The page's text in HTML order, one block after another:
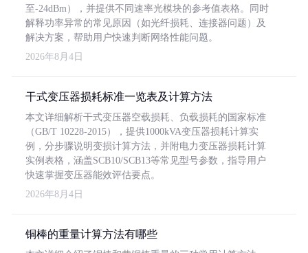
至-24dBm），并提供不同速率光模块的参考值表格。同时
解释功率异常的常见原因（如光纤损耗、连接器问题）及
解决方案，帮助用户快速判断网络性能问题。
2026年8月4日
干式变压器损耗标准一览表及计算方法
本文详细解析干式变压器空载损耗、负载损耗的国家标准
（GB/T 10228-2015），提供1000kVA变压器损耗计算实
例，分步骤说明变损计算方法，并附电力变压器损耗计算
实例表格，涵盖SCB10/SCB13等常见型号参数，指导用户
快速掌握变压器能效评估要点。
2026年8月4日
铜棒的重量计算方法有哪些